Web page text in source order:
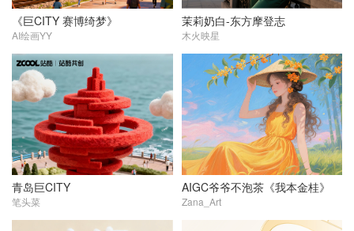
《巨CITY 赛博绮梦》
AI绘画YY
茉莉奶白-东方摩登志
木火映星
青岛巨CITY
笔头菜
AIGC爷爷不泡茶《我本金桂》
Zana_Art